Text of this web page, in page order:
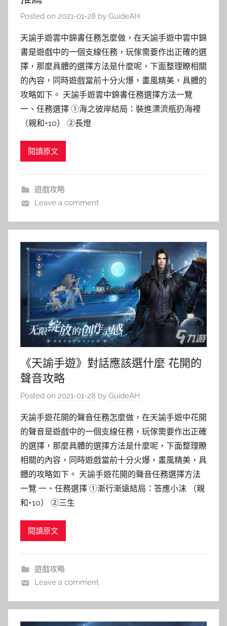
Posted on 2021-01-28 by GuideAH
天諭手遊雲中錦書任務怎麼做，在天諭手遊中雲中錦
書是遊戲中的一個支線任務，玩傢需要作出正確的選
擇，那麼具體的選擇方法是什麼呢，下面整理瞭相關
的內容，同時遊戲當前十分火爆，畫風精美，具體的
攻略如下。 天諭手遊雲中錦書任務選擇方法一覽
一、任務選擇 ①海之彼岸結局：裝進漂流瓶扔海裡
（親和+10） ②長燈
閱讀原文
遊戲攻略
Leave a comment
《天諭手遊》對話應該選什麼 花開的
聲音攻略
Posted on 2021-01-28 by GuideAH
天諭手遊花開的聲音任務怎麼做，在天諭手遊中花開
的聲音是遊戲中的一個支線任務，玩傢需要作出正確
的選擇，那麼具體的選擇方法是什麼呢，下面整理瞭
相關的內容，同時遊戲當前十分火爆，畫風精美，具
體的攻略如下。 天諭手遊花開的聲音任務選擇方法
一覽 一、任務選擇 ①漸行漸遠結局：答應小沫 （親
和+10） ②三生
閱讀原文
遊戲攻略
Leave a comment